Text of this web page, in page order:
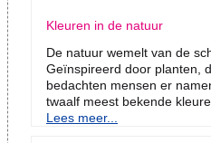
Kleuren in de natuur
De natuur wemelt van de
Geïnspireerd door planten,
bedachten mensen er
twaalf meest bekende
Lees meer...